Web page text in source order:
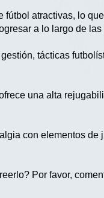
atractivas, lo
a lo largo de las
tácticas
una alta
con elementos de
Por favor,